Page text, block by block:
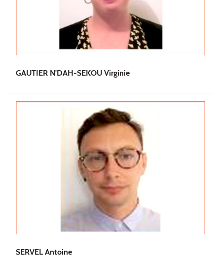
GAUTIER N'DAH-SEKOU Virginie
SERVEL Antoine